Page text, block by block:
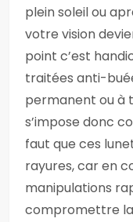
plein soleil ou
votre vision
point c’est
traitées anti-
permanent ou à
s’impose donc
faut que ces
rayures, car en
manipulations
compromettre la